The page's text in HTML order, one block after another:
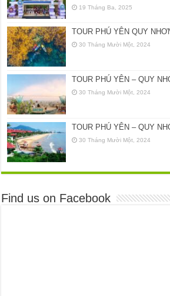
19 Tháng Ba, 2025
TOUR PHÚ YÊN QUY
30 Tháng Mười Một, 2024
TOUR PHÚ YÊN – QUY
30 Tháng Mười Một, 2024
TOUR PHÚ YÊN – QUY
30 Tháng Mười Một, 2024
Find us on Facebook